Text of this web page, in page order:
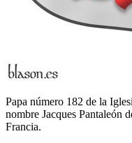
Papa número 182 de la
nombre Jacques Pantaleón
Francia.